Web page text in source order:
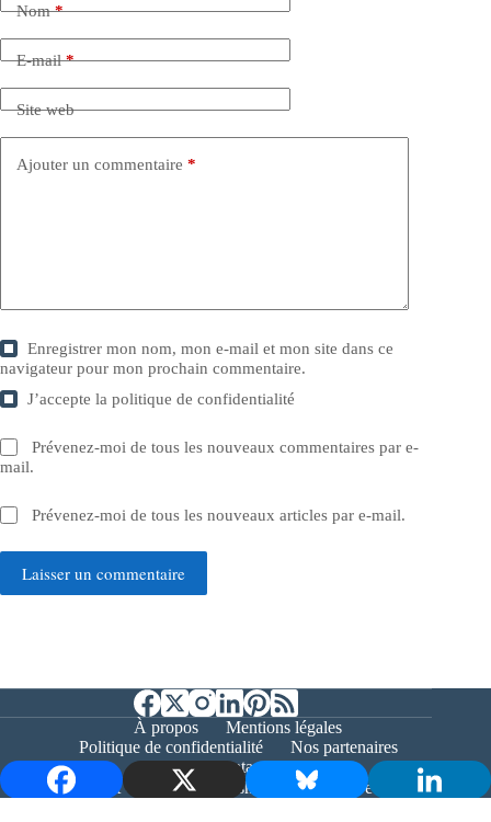
Nom*
E-mail*
Site web
Ajouter un commentaire *
Enregistrer mon nom, mon e-mail et mon site dans ce
navigateur pour mon prochain commentaire.
J’accepte lapolitique de confidentialité
Prévenez-moi de tous les nouveaux commentaires par e-
mail.
Prévenez-moi de tous les nouveaux articles par e-mail.
Laisser un commentaire
À propos
Mentions légales
Politique de confidentialité
Nos partenaires
Contact
Copyright © 2026 - Bernieshoot.fr Journal Web